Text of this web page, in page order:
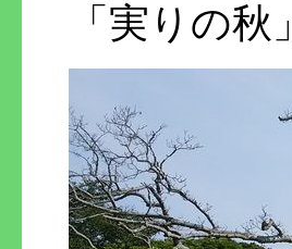
「実りの秋」